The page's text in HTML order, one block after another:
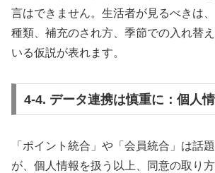
言はできません。生活者が見るべきは
種類、補充のされ方、季節での入れ替
いる仮説が表れます。
4-4. データ連携は慎重に：個人
「ポイント統合」や「会員統合」は話
が、個人情報を扱う以上、同意の取り